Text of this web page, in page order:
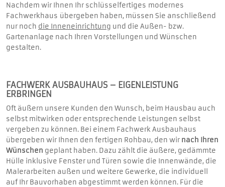
Nachdem wir Ihnen Ihr schlüsselfertiges modernes
Fachwerkhaus übergeben haben, müssen Sie anschließend
nur noch die Inneneinrichtung und die Außen- bzw.
Gartenanlage nach Ihren Vorstellungen und Wünschen
gestalten.
FACHWERK AUSBAUHAUS – EIGENLEISTUNG
ERBRINGEN
Oft äußern unsere Kunden den Wunsch, beim Hausbau auch
selbst mitwirken oder entsprechende Leistungen selbst
vergeben zu können. Bei einem Fachwerk Ausbauhaus
übergeben wir Ihnen den fertigen Rohbau, den wir nach Ihren
Wünschen geplant haben. Dazu zählt die äußere, gedämmte
Hülle inklusive Fenster und Türen sowie die Innenwände, die
Malerarbeiten außen und weitere Gewerke, die individuell
auf Ihr Bauvorhaben abgestimmt werden können. Für die